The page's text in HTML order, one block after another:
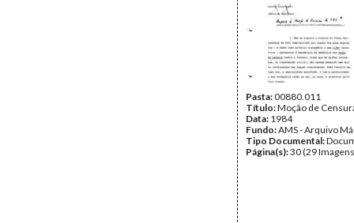
Pasta:00880.011
Título:Moção de
Data: 1984
Fundo:AMS - Arquivo
Tipo Documental:
Página(s):30 (29